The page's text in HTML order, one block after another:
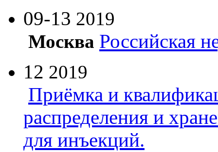
09-13 2019
Москва Российская
12 2019
Приёмка и
распределения и
для инъекций.